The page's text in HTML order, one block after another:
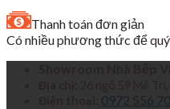
Thanh toán đơn giản
Có nhiều phương thức để
0972 556